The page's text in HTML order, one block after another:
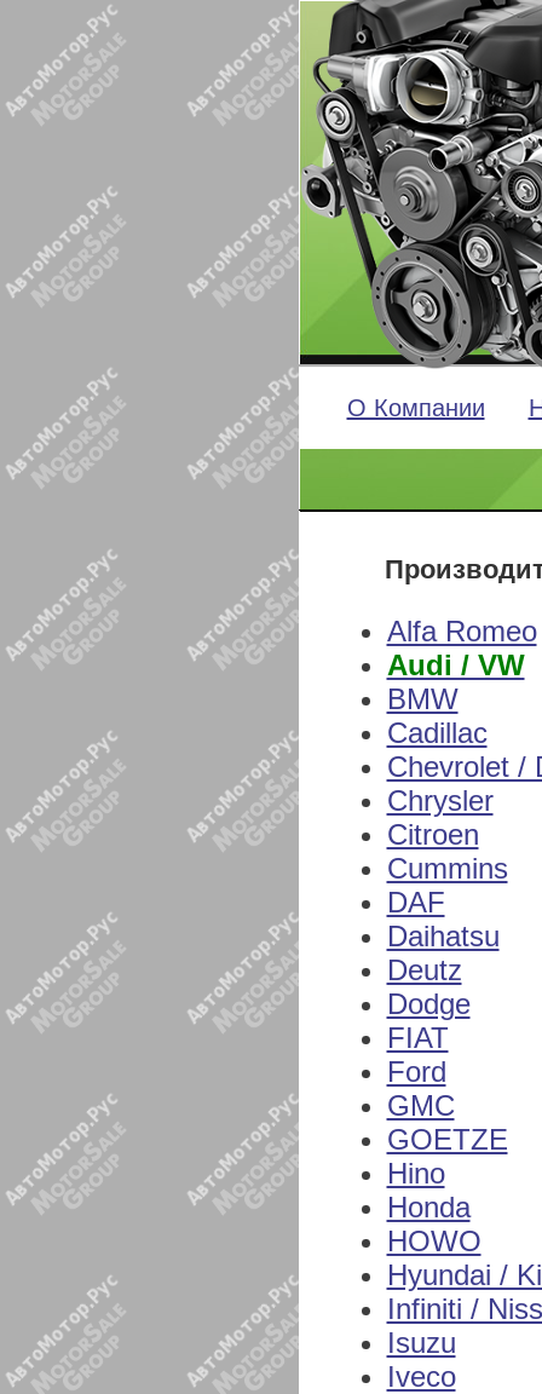
О Компании
Alfa Romeo
Audi / VW
BMW
Cadillac
Chevrolet /
Chrysler
Citroen
Cummins
DAF
Daihatsu
Deutz
Dodge
FIAT
Ford
GMC
GOETZE
Hino
Honda
HOWO
Hyundai /
Infiniti /
Isuzu
Iveco